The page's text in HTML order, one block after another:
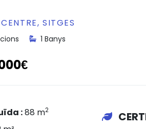
SITGES
1 Banys
:88 m2